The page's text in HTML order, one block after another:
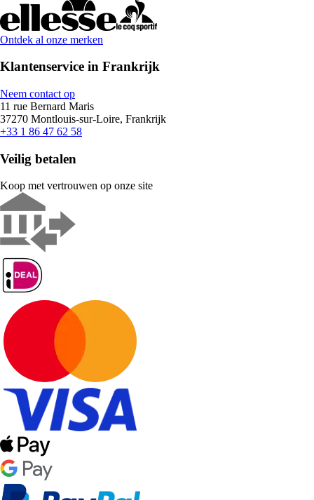
Ontdek al onze merken
Klantenservice in Frankrijk
Neem contact op
11 rue Bernard Maris
37270 Montlouis-sur-Loire, Frankrijk
+33 1 86 47 62 58
Veilig betalen
Koop met vertrouwen op onze site